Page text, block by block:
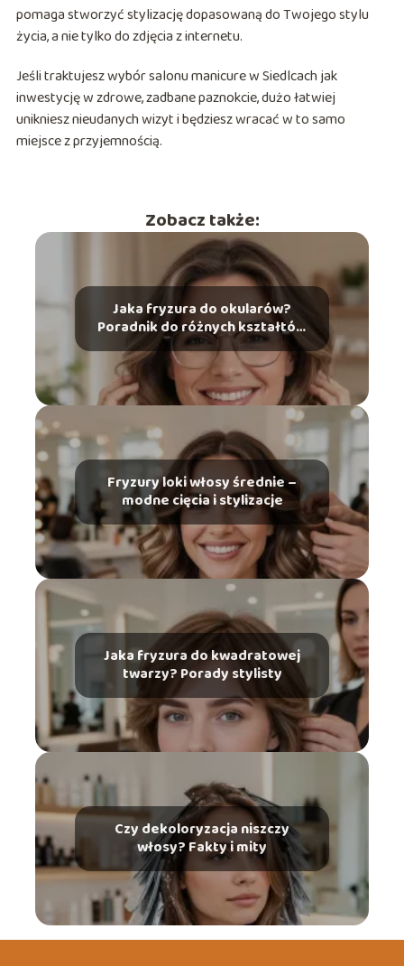
pomaga stworzyć stylizację dopasowaną do Twojego stylu
życia, a nie tylko do zdjęcia z internetu.
Jeśli traktujesz wybór salonu manicure w Siedlcach jak
inwestycję w zdrowe, zadbane paznokcie, dużo łatwiej
unikniesz nieudanych wizyt i będziesz wracać w to samo
miejsce z przyjemnością.
Zobacz także:
Jaka fryzura do okularów?
Poradnik do różnych kształtów
twarzy
Fryzury loki włosy średnie –
modne cięcia i stylizacje
Jaka fryzura do kwadratowej
twarzy? Porady stylisty
Czy dekoloryzacja niszczy
włosy? Fakty i mity